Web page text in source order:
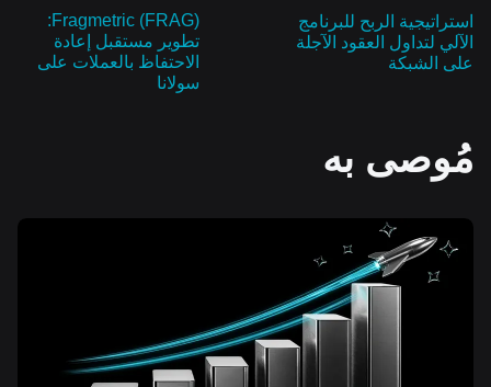
استراتيجية الربح للبرنامج
الآلي لتداول العقود الآجلة
على الشبكة
Fragmetric (FRAG):
تطوير مستقبل إعادة
الاحتفاظ بالعملات على
سولانا
مُوصى به